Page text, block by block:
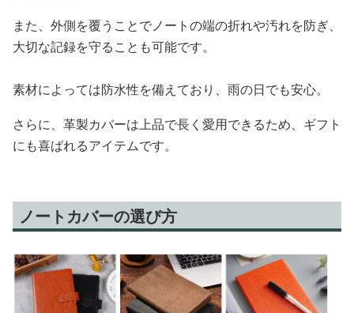
また、外側を覆うことでノートの端の折れや汚れを防ぎ、
大切な記録を守ることも可能です。
素材によっては防水性を備えており、雨の日でも安心。
さらに、革製カバーは上品で長く愛用できるため、ギフト
にも喜ばれるアイテムです。
ノートカバーの選び方